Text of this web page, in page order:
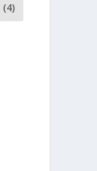
(4)